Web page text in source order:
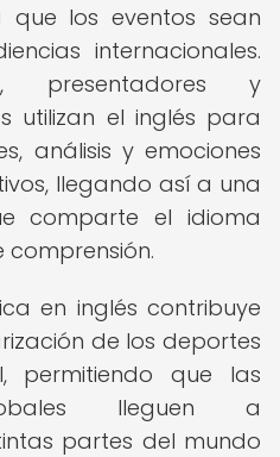
que los eventos sean
internacionales.
presentadores y
utilizan el inglés para
análisis y emociones
llegando así a una
comparte el idioma
comprensión.
en inglés contribuye
de los deportes
permitiendo que las
lleguen a
partes del mundo